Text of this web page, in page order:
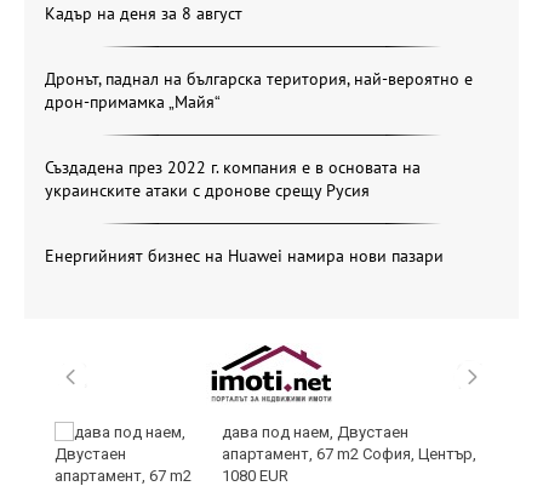
Кадър на деня за 8 август
Дронът, паднал на българска територия, най-вероятно е
дрон-примамка „Майя“
Създадена през 2022 г. компания е в основата на
украинските атаки с дронове срещу Русия
Енергийният бизнес на Huawei намира нови пазари
дава под наем, Двустаен
апартамент, 67 m2 София, Център,
1080 EUR